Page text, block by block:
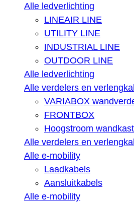
Alle ledverlichting
LINEAIR LINE
UTILITY LINE
INDUSTRIAL LINE
OUTDOOR LINE
Alle ledverlichting
Alle verdelers en
VARIABOX
FRONTBOX
Hoogstroom
Alle verdelers en
Alle e-mobility
Laadkabels
Aansluitkabels
Alle e-mobility